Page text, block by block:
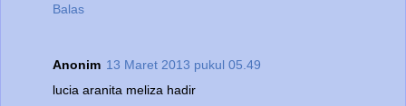
Balas
Anonim 13 Maret 2013 pukul 05.49
lucia aranita meliza hadir